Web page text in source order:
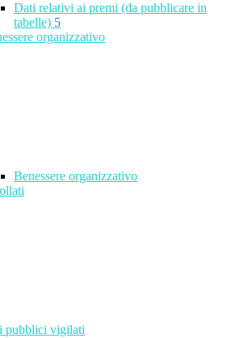
Dati relativi ai premi (da pubblicare in
tabelle) 5
organizzativo
Benessere organizzativo
pubblici vigilati